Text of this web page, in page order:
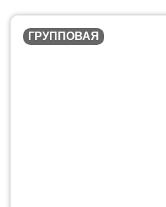
ГРУППОВАЯ